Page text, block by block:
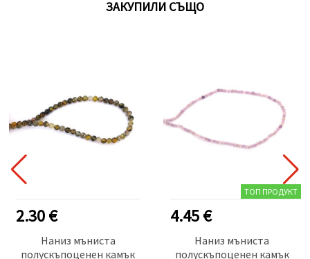
ЗАКУПИЛИ СЪЩО
2.30 €
Наниз мъниста
полускъпоценен камък
ТОП ПРОДУКТ
4.45 €
Наниз мъниста
полускъпоценен камък